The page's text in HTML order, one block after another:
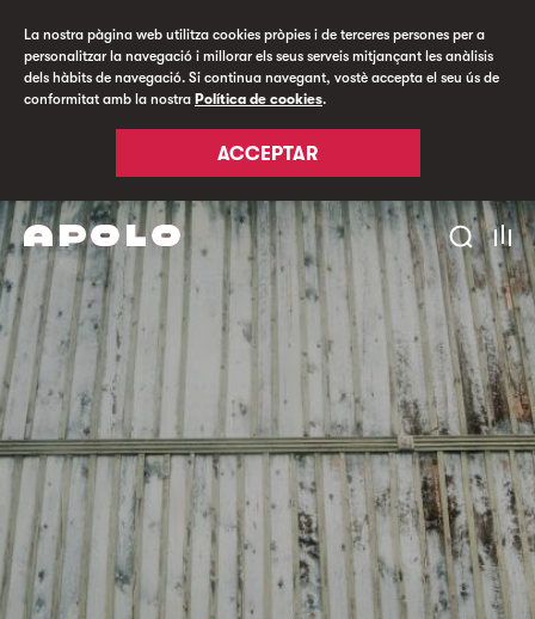
La nostra pàgina web utilitza cookies pròpies i de terceres persones per a
personalitzar la navegació i millorar els seus serveis mitjançant les anàlisis
dels hàbits de navegació. Si continua navegant, vostè accepta el seu ús de
conformitat amb la nostra Política de cookies.
ACCEPTAR